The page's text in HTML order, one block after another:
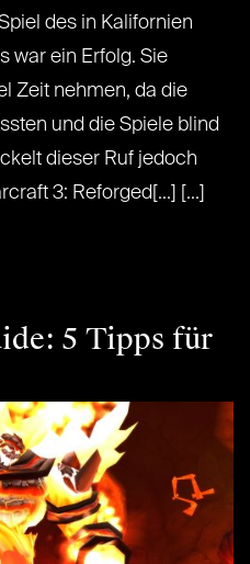
des in Kalifornien
war ein Erfolg. Sie
Zeit nehmen, da die
und die Spiele blind
dieser Ruf jedoch
3: Reforged[...] [...]
5 Tipps für